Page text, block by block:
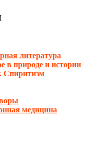
литература
в природе и истории
Спиритизм
медицина